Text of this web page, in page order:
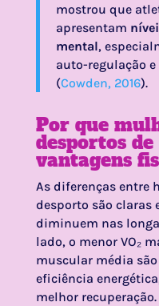
mostrou que
apresentam
mental,
auto-regulação
(Cowden, 2016).
Por que
desportos
vantagens
As diferenças entre
desporto são claras
diminuem nas
lado, o menor VO₂
muscular média
eficiência
melhor recuperação.